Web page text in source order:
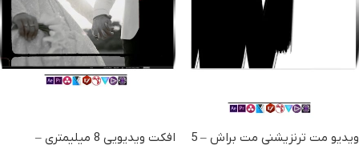
ویدیو مت ترنزیشنی مت براش – 5
افکت ویدیویی 8 میلیمتری –